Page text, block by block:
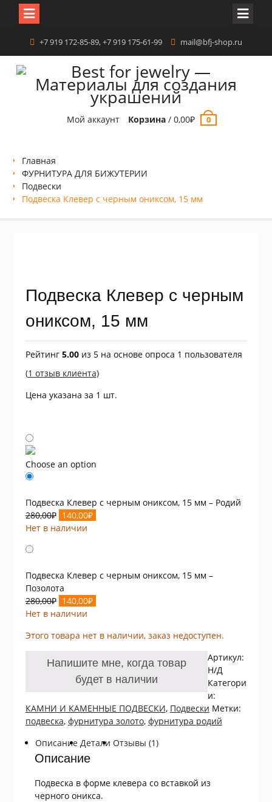
содержимому
+7 919 172-85-89, +7 919 175-61-99 mail@bfj-shop.ru
Мой аккаунт Корзина/ 0,00₽ 0
Главная
ФУРНИТУРА ДЛЯ БИЖУТЕРИИ
Подвески
Подвеска Клевер с черным ониксом, 15 мм
Подвеска Клевер с черным
ониксом, 15 мм
Рейтинг 5.00из 5 на основе опроса 1 пользователя
(1 отзыв клиента)
Цена указана за 1 шт.
Choose an option
Подвеска Клевер с черным ониксом, 15 мм – Родий
280,00₽ Первоначальная
цена
140,00₽
Нет в наличии
Подвеска Клевер с черным ониксом, 15 мм –
Позолота
280,00₽ Первоначальная
цена
280,00₽.
140,00₽
Нет в наличии
Этого товара нет в наличии, заказ недоступен.
Напишите мне, когда товар
будет в наличии
Артикул:
Н/Д
Категори
и:
КАМНИ И КАМЕННЫЕ ПОДВЕСКИ, Подвески Метки:
подвеска, фурнитура золото, фурнитура родий
Описание Детали Отзывы (1)
Описание
Подвеска в форме клевера со вставкой из
черного оникса.